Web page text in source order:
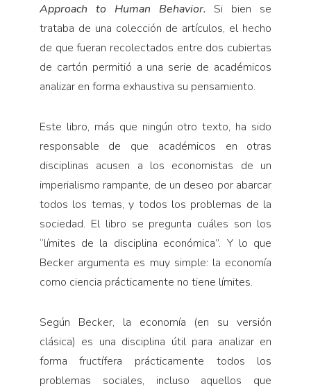
Approach to
Human Behavior. Si bien se
trataba de una colección de artículos, el hecho
de que fueran recolectados entre dos cubiertas
de cartón permitió a una serie de académicos
analizar en forma exhaustiva su pensamiento.
Este libro, más que ningún otro texto, ha sido
responsable de que académicos en otras
disciplinas acusen a los economistas de un
imperialismo rampante, de un deseo por abarcar
todos los temas, y todos los problemas de la
sociedad. El libro se pregunta cuáles son los
“límites de la disciplina económica”. Y lo que
Becker argumenta es muy simple: la economía
como ciencia prácticamente no tiene límites.
Según Becker, la economía (en su versión
clásica) es una disciplina útil para analizar en
forma fructífera prácticamente todos los
problemas sociales, incluso aquellos que